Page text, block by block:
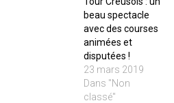
beau spectacle
avec des courses
animées et
disputées !
23 mars 2019
Dans "Non
classé"